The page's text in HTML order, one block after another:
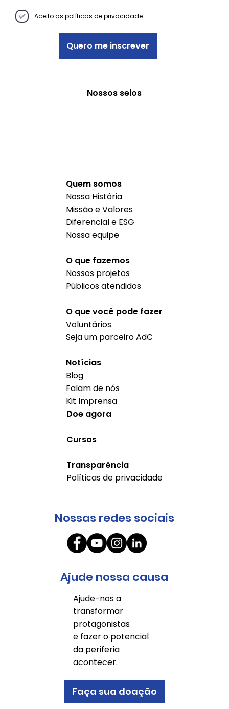
Nossas redes sociais
Ajude nossa causa
Ajude-nos a
transformar
protagonistas
e fazer o potencial
da periferia
acontecer.
Faça sua doação
Quem somos
Nossa História
Missão e Valores
Diferencial e ESG
Nossa equipe
O que fazemos
Nossos projetos
Públicos atendidos
O que você pode fazer
Voluntários
Seja um parceiro AdC
Notícias
Blog
Falam de nós
Kit Imprensa
Doe agora
Cursos
Transparência
Políticas de privacidade
Aceito as políticas de privacidade
Quero me inscrever
Nossos selos